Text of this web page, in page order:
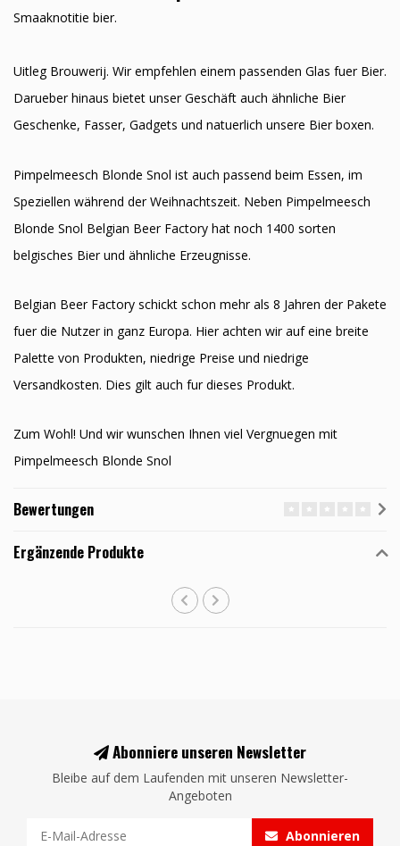
Smaaknotitie bier.
Uitleg Brouwerij. Wir empfehlen einem passenden Glas fuer Bier.
Darueber hinaus bietet unser Geschäft auch ähnliche Bier
Geschenke, Fasser, Gadgets und natuerlich unsere Bier boxen.
Pimpelmeesch Blonde Snol ist auch passend beim Essen, im
Speziellen während der Weihnachtszeit. Neben Pimpelmeesch
Blonde Snol Belgian Beer Factory hat noch 1400 sorten
belgisches Bier und ähnliche Erzeugnisse.
Belgian Beer Factory schickt schon mehr als 8 Jahren der Pakete
fuer die Nutzer in ganz Europa. Hier achten wir auf eine breite
Palette von Produkten, niedrige Preise und niedrige
Versandkosten. Dies gilt auch fur dieses Produkt.
Zum Wohl! Und wir wunschen Ihnen viel Vergnuegen mit
Pimpelmeesch Blonde Snol
Bewertungen
Ergänzende Produkte
Abonniere unseren Newsletter
Bleibe auf dem Laufenden mit unseren Newsletter-
Angeboten
Abonnieren